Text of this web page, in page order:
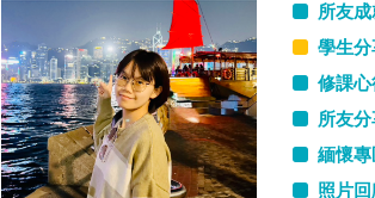
所友
學生分
修課心
所友
緬懷專
照片